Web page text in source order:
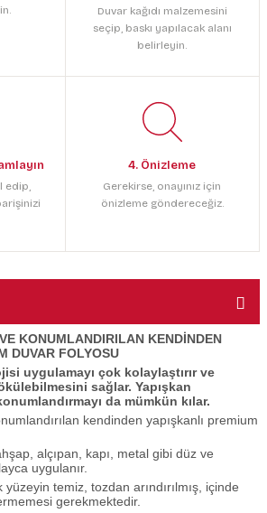
Duvar kağıdı malzemesini
seçip, baskı yapılacak alanı
belirleyin.
edip,
4. Önizleme
Gerekirse, onayınız için
önizleme göndereceğiz.
KONUMLANDIRILAN KENDİNDEN
DUVAR FOLYOSU
uygulamayı çok kolaylaştırır ve
sağlar. Yapışkan
da mümkün kılar.
kendinden yapışkanlı premium
alçıpan, kapı, metal gibi düz ve
uygulanır.
temiz, tozdan arındırılmış, içinde
gerekmektedir.